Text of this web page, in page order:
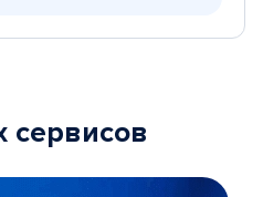
сервисов